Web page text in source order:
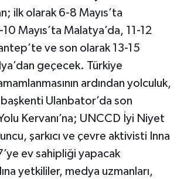
ilk olarak 6-8 Mayıs’ta
Mayıs’ta Malatya’da, 11-12
ve son olarak 13-15
geçecek. Türkiye
ardından yolculuk,
Ulanbator’da son
Kervanı’na; UNCCD İyi Niyet
şarkıcı ve çevre aktivisti Inna
ev sahipliği yapacak
yetkililer, medya uzmanları,